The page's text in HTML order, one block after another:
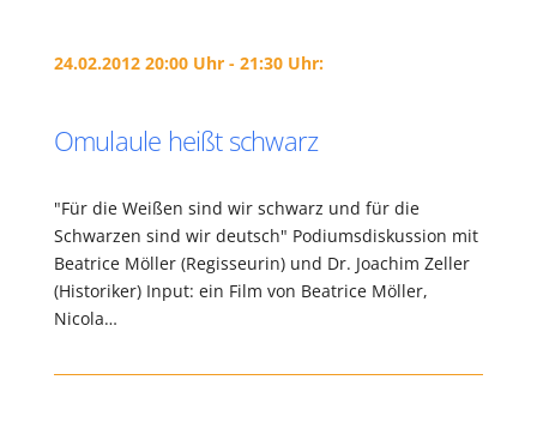
24.02.2012 20:00 Uhr - 21:30 Uhr:
Omulaule heißt schwarz
"Für die Weißen sind wir schwarz und für die
Schwarzen sind wir deutsch" Podiumsdiskussion mit
Beatrice Möller (Regisseurin) und Dr. Joachim Zeller
(Historiker) Input: ein Film von Beatrice Möller,
Nicola…